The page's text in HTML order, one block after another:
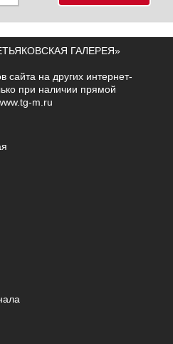
ГАЛЕРЕЯ»
сайта на других интернет-
при наличии прямой
m.ru